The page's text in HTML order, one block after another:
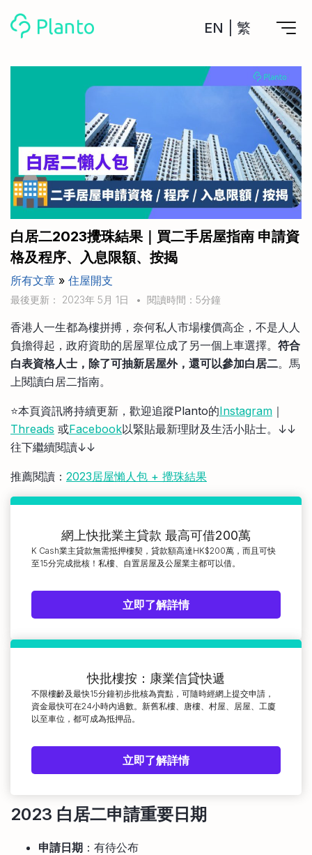
EN 繁
計劃買樓
計劃買樓第一步
全功能記賬
管理及分析所有戶口
管理MPF戶口
一次過管理所有強積金戶口
申請清卡數/私人貸款
CreFIT x Planto推廣優惠
私人貸款
年利率/APR/年息比較
投資戶口 (美股)
比較最抵美股投資戶口
投資戶口 (港股)
比較最抵港股投資戶口
投資加密貨幣
比較最抵Crypto交易所
月供股票計劃
比較最抵月供計劃戶口
比較定存利率
信用卡
比較各種最優惠信用卡
關於我們
Academy
Marketplace
其他網站
手機App與理財資訊
商業解決方案
企業服務
白居二2023攪珠結果｜買二手居屋指南 申請資
格及程序、入息限額、按揭
所有文章 » 住屋開支
最後更新： 2023年 5月 1日 • 閱讀時間：5分鐘
香港人一生都為樓拼搏，奈何私人市場樓價高企，不是人人
負擔得起，政府資助的居屋單位成了另一個上車選擇。 符合
白表資格人士，除了可抽新居屋外，還可以參加白居二。馬
上閱讀白居二指南。
⭐️本頁資訊將持續更新，歡迎追蹤Planto的Instagram ｜
Threads 或Facebook以緊貼最新理財及生活小貼士。↓↓
往下繼續閱讀↓↓
推薦閱讀： 2023居屋懶人包 + 攪珠結果
網上快批業主貸款 最高可借200萬
K Cash業主貸款無需抵押樓契，貸款額高達HK$200萬，而且可快
至15分完成批核！私樓、自置居屋及公屋業主都可以借。
立即了解詳情
快批樓按：康業信貸快遞
不限樓齡及最快15分鐘初步批核為賣點，可隨時經網上提交申請，
資金最快可在24小時內過數。新舊私樓、唐樓、村屋、居屋、工廈
以至車位，都可成為抵押品。
立即了解詳情
2023 白居二申請重要日期
申請日期 ：有待公布